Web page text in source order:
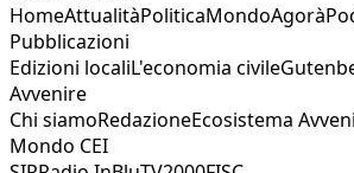
HomeAttualitàPoliticaMondoAgorà
Pubblicazioni
Edizioni localiL'economia civile
Avvenire
Chi siamoRedazioneEcosistema
Mondo CEI